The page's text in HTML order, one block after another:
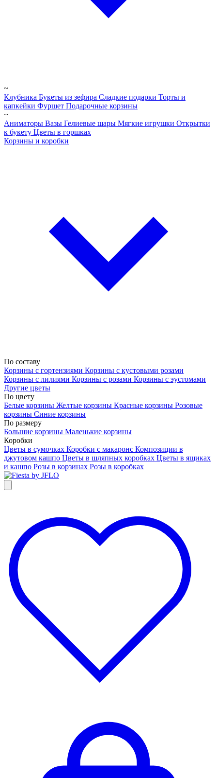
~
Клубника Букеты из зефира Сладкие подарки Торты и
капкейки Фуршет Подарочные корзины
~
Аниматоры Вазы Гелиевые шары Мягкие игрушки Открытки
к букету Цветы в горшках
Корзины и коробки
По составу
Корзины с гортензиями Корзины с кустовыми розами
Корзины с лилиями Корзины с розами Корзины с эустомами
Другие цветы
По цвету
Белые корзины Желтые корзины Красные корзины Розовые
корзины Синие корзины
По размеру
Большие корзины Маленькие корзины
Коробки
Цветы в сумочках Коробки с макаронс Композиции в
джутовом кашпо Цветы в шляпных коробках Цветы в ящиках
и кашпо Розы в корзинах Розы в коробках